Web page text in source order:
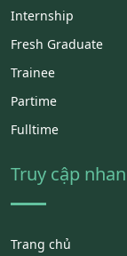
Internship
Fresh Graduate
Trainee
Partime
Fulltime
Truy cập
Trang chủ